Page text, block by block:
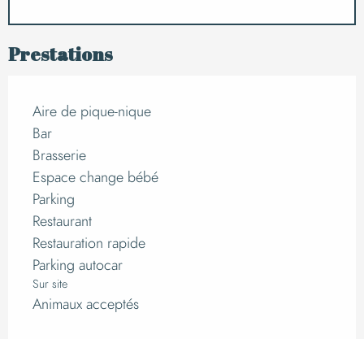
Prestations
Aire de pique-nique
Bar
Brasserie
Espace change bébé
Parking
Restaurant
Restauration rapide
Parking autocar
Sur site
Animaux acceptés